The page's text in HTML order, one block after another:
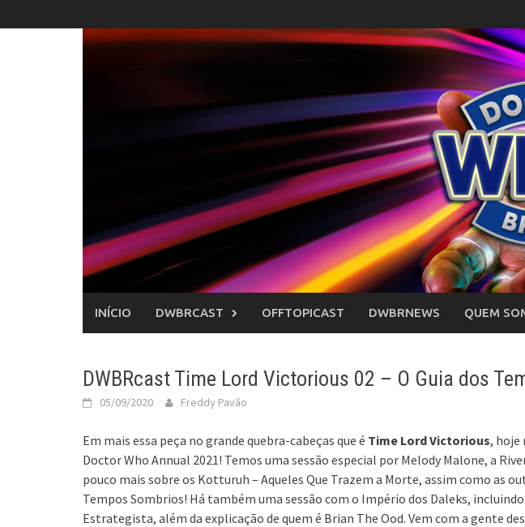
to
INÍCIO DWBRCAST OFFTOPICAST DWBRNEWS QUEM
DWBRcast Time Lord Victorious 02 – O Guia dos
05/09/2020 Freddy Pavão
Em mais essa peça no grande quebra-cabeças que é Time Lord Victorious, hoje
Doctor Who Annual 2021! Temos uma sessão especial por Melody Malone, a
pouco mais sobre os Kotturuh – Aqueles Que Trazem a Morte, assim como as
Tempos Sombrios! Há também uma sessão com o Império dos Daleks,
Estrategista, além da explicação de quem é Brian The Ood. Vem com a gente